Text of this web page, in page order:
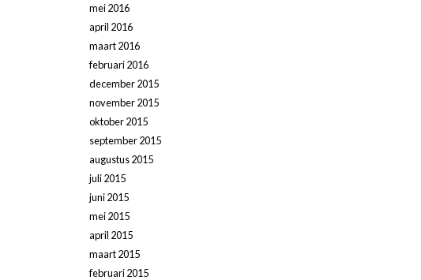
mei 2016
april 2016
maart 2016
februari 2016
december 2015
november 2015
oktober 2015
september 2015
augustus 2015
juli 2015
juni 2015
mei 2015
april 2015
maart 2015
februari 2015